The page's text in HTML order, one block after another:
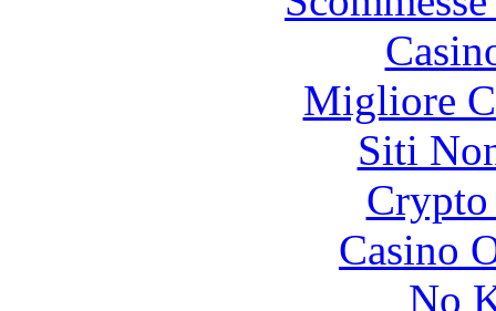
Migliore
Siti
Casino
No